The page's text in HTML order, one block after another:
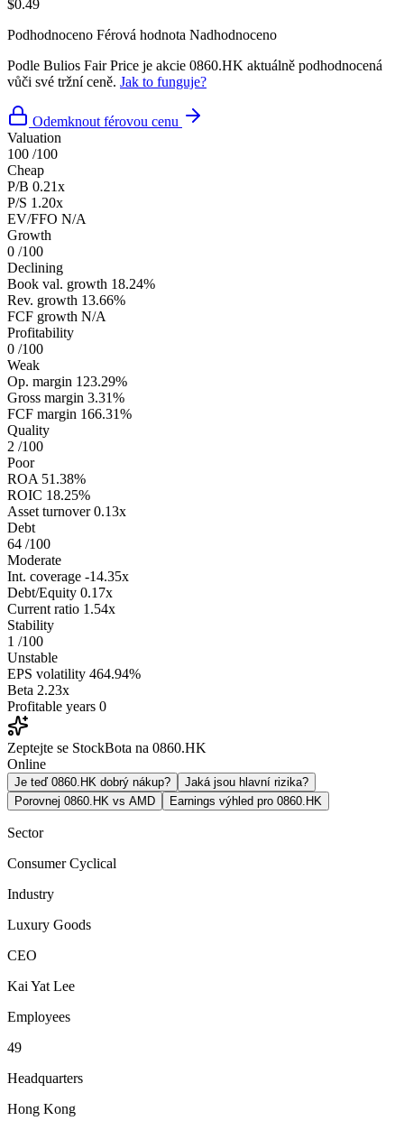
$0.49
Podhodnoceno Férová hodnota Nadhodnoceno
Podle Bulios Fair Price je akcie 0860.HK aktuálně podhodnocená
vůči své tržní ceně. Jak to funguje?
Odemknout férovou cenu
Valuation
100 /100
Cheap
P/B 0.21x
P/S 1.20x
EV/FFO N/A
Growth
0 /100
Declining
Book val. growth 18.24%
Rev. growth 13.66%
FCF growth N/A
Profitability
0 /100
Weak
Op. margin 123.29%
Gross margin 3.31%
FCF margin 166.31%
Quality
2 /100
Poor
ROA 51.38%
ROIC 18.25%
Asset turnover 0.13x
Debt
64 /100
Moderate
Int. coverage -14.35x
Debt/Equity 0.17x
Current ratio 1.54x
Stability
1 /100
Unstable
EPS volatility 464.94%
Beta 2.23x
Profitable years 0
Zeptejte se StockBota na 0860.HK
Online
Je teď 0860.HK dobrý nákup?
Jaká jsou hlavní rizika?
Porovnej 0860.HK vs AMD
Earnings výhled pro 0860.HK
Sector
Consumer Cyclical
Industry
Luxury Goods
CEO
Kai Yat Lee
Employees
49
Headquarters
Hong Kong